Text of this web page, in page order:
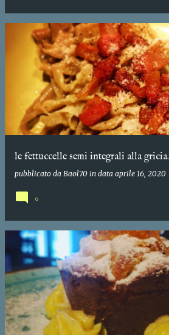
le fettuccelle semi integrali alla gricia.
pubblicato da Baol70 in data aprile 16, 2020
0